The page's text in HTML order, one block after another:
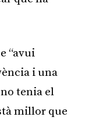
“avui
i una
tenia el
millor que